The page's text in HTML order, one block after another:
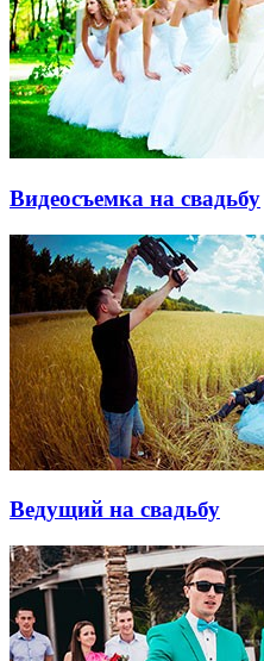
Видеосъемка на свадьбу
Ведущий на свадьбу